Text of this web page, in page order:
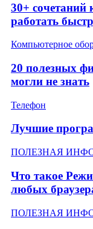
30+
работать
Компьютерное
20 полезных
могли не знать
Телефон
Лучшие
ПОЛЕЗНАЯ
Что такое
любых
ПОЛЕЗНАЯ